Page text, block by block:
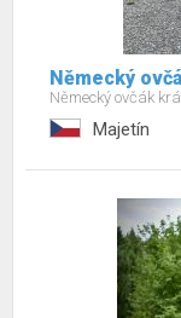
Německý
Německý ovčák
Majetín